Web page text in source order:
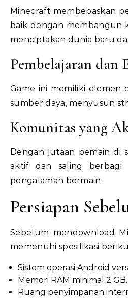
Minecraft membebaskan
baik dengan membangun
menciptakan dunia baru
Pembelajaran dan
Game ini memiliki elemen
sumber daya, menyusun
Komunitas yang
Dengan jutaan pemain di
aktif dan saling berbagi
pengalaman bermain.
Persiapan
Sebelum mendownload
memenuhi spesifikasi
Sistem operasi Android
Memori RAM minimal 2 GB.
Ruang penyimpanan